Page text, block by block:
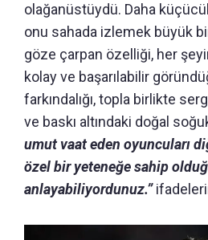
olağanüstüydü. Daha
onu sahada izlemek büyük
göze çarpan özelliği, her
kolay ve başarılabilir
farkındalığı, topla birlikte
ve baskı altındaki doğal
umut vaat eden oyuncuları
özel bir yeteneğe sahip
anlayabiliyordunuz.”